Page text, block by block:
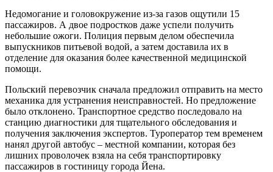
Недомогание и головокружение из-за газов ощутили 15
пассажиров. А двое подростков даже успели получить
небольшие ожоги. Полиция первым делом обеспечила
выпускников питьевой водой, а затем доставила их в
отделение для оказания более качественной медицинской
помощи.
Польский перевозчик сначала предложил отправить на место
механика для устранения неисправностей. Но предложение
было отклонено. Транспортное средство последовало на
станцию диагностики для тщательного обследования и
получения заключения экспертов. Туроператор тем временем
нанял другой автобус – местной компании, которая без
лишних проволочек взяла на себя транспортировку
пассажиров в гостиницу города Йена.